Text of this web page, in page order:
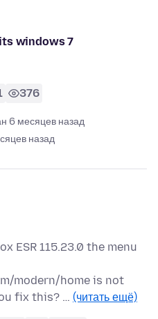
windows 7
376
6 месяцев назад
назад
ESR 115.23.0 the menu
modern/home is not
fix this? … (читать ещё)